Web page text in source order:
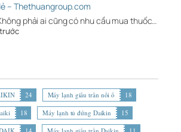
– Thethuangroup.com
phải ai cũng có nhu cầu mua thuốc…
24 Máy lạnh giấu trần nối ố
18
18 Máy lạnh tủ đứng Daikin
15